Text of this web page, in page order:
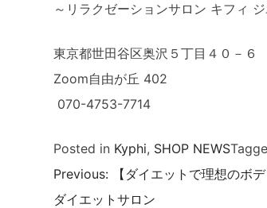
～リラクゼーションサロン キフィ
東京都世田谷区奥沢５丁目４０－６
Zoom自由が丘 402
070-4753-7714
Posted in Kyphi, SHOP NEWS
投
Previous:
【ダイエットで理想のボ
ダイエットサロン